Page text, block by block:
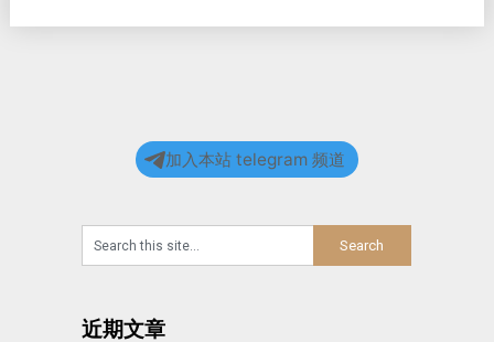
加入本站 telegram 频道
近期文章